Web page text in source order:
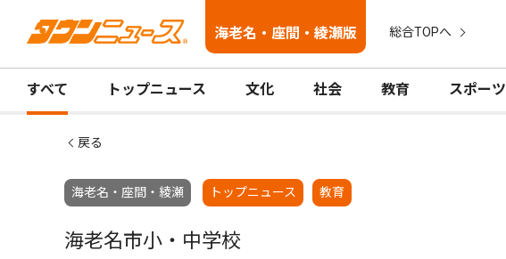
海老名・座間・綾瀬版 総合TOPへ
すべて トップニュース 文化 社会 教育 スポーツ
戻る
海老名・座間・綾瀬 トップニュース 教育
海老名市小・中学校